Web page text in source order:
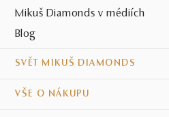
Mikuš Diamonds v médiích
Blog
SVĚT MIKUŠ DIAMONDS
VŠE O NÁKUPU